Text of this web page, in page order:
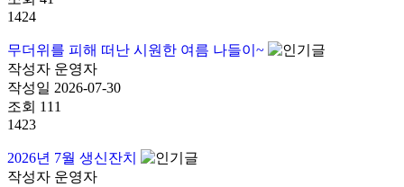
1424
무더위를 피해 떠난 시원한 여름 나들이~
작성자 운영자
작성일 2026-07-30
조회 111
1423
2026년 7월 생신잔치
작성자 운영자